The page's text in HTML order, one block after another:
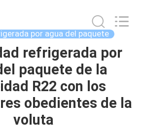
por agua del paquete
refrigerada por
paquete de la
R22 con los
obedientes de la
voluta